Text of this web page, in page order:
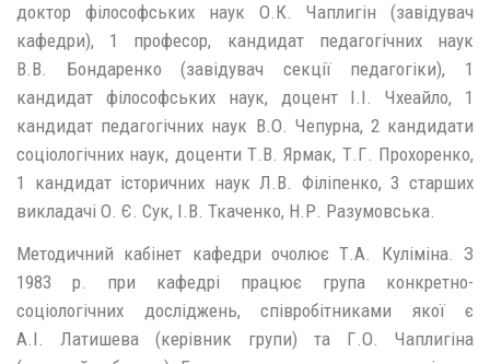
доктор філософських наук О.К. Чаплигін (завідувач
кафедри), 1 професор, кандидат педагогічних наук
В.В. Бондаренко (завідувач секції педагогіки), 1
кандидат філософських наук, доцент І.І. Чхеайло, 1
кандидат педагогічних наук В.О. Чепурна, 2 кандидати
соціологічних наук, доценти Т.В. Ярмак, Т.Г. Прохоренко,
1 кандидат історичних наук Л.В. Філіпенко, 3 старших
викладачі О. Є. Сук, І.В. Ткаченко, Н.Р. Разумовська.
Методичний кабінет кафедри очолює Т.А. Куліміна. З
1983 р. при кафедрі працює група конкретно-
соціологічних досліджень, співробітниками якої є
А.І. Латишева (керівник групи) та Г.О. Чаплигіна